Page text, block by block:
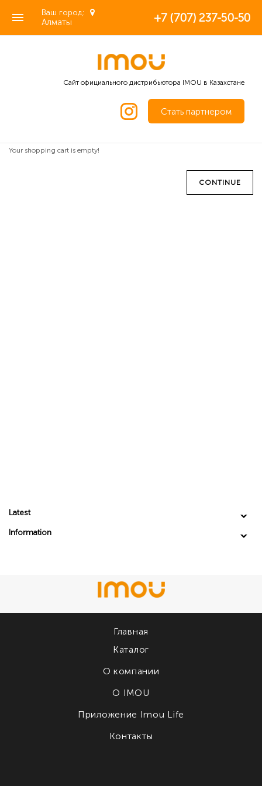
Ваш город:
Алматы +7 (707) 237-50-50
Сайт официального дистрибьютора IMOU в Казахстане
Стать партнером
Your shopping cart is empty!
CONTINUE
Latest
Information
Главная
Каталог
О компании
О IMOU
Приложение Imou Life
Контакты